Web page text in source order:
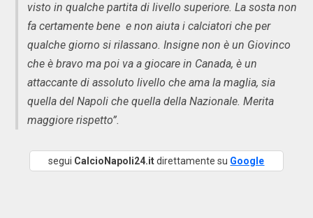
visto in qualche partita di livello superiore. La sosta non
fa certamente bene e non aiuta i calciatori che per
qualche giorno si rilassano. Insigne non è un Giovinco
che è bravo ma poi va a giocare in Canada, è un
attaccante di assoluto livello che ama la maglia, sia
quella del Napoli che quella della Nazionale. Merita
maggiore rispetto”.
segui CalcioNapoli24.itdirettamente su Google